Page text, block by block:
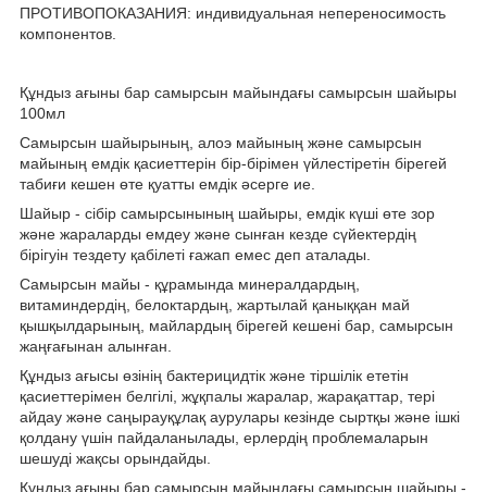
ПРОТИВОПОКАЗАНИЯ: индивидуальная непереносимость
компонентов.
Құндыз ағыны бар самырсын майындағы самырсын шайыры
100мл
Самырсын шайырының, алоэ майының және самырсын
майының емдік қасиеттерін бір-бірімен үйлестіретін бірегей
табиғи кешен өте қуатты емдік әсерге ие.
Шайыр - сібір самырсынының шайыры, емдік күші өте зор
және жараларды емдеу және сынған кезде сүйектердің
бірігуін тездету қабілеті ғажап емес деп аталады.
Самырсын майы - құрамында минералдардың,
витаминдердің, белоктардың, жартылай қаныққан май
қышқылдарының, майлардың бірегей кешені бар, самырсын
жаңғағынан алынған.
Құндыз ағысы өзінің бактерицидтік және тіршілік ететін
қасиеттерімен белгілі, жұқпалы жаралар, жарақаттар, тері
айдау және саңырауқұлақ аурулары кезінде сыртқы және ішкі
қолдану үшін пайдаланылады, ерлердің проблемаларын
шешуді жақсы орындайды.
Құндыз ағыны бар самырсын майындағы самырсын шайыры -